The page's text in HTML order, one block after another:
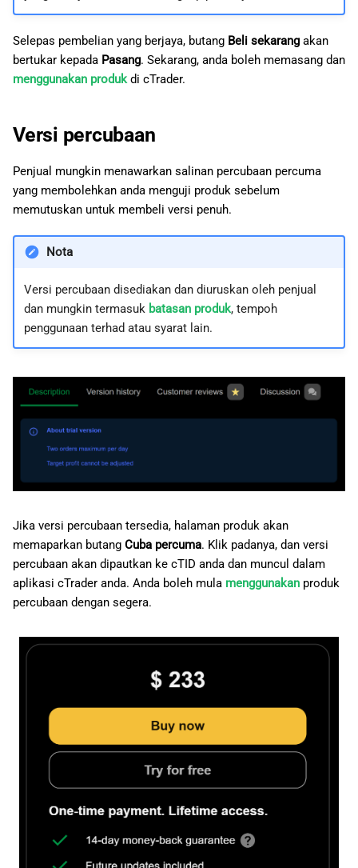
Selepas pembelian yang berjaya, butang Beli sekarang akan
bertukar kepada Pasang. Sekarang, anda boleh memasang dan
menggunakan produkdi cTrader.
Versi percubaan
Penjual mungkin menawarkan salinan percubaan percuma
yang membolehkan anda menguji produk sebelum
memutuskan untuk membeli versi penuh.
Nota
Versi percubaan disediakan dan diuruskan oleh penjual
dan mungkin termasuk batasan produk, tempoh
penggunaan terhad atau syarat lain.
Jika versi percubaan tersedia, halaman produk akan
memaparkan butang Cuba percuma. Klik padanya, dan versi
percubaan akan dipautkan ke cTID anda dan muncul dalam
aplikasi cTrader anda. Anda boleh mula menggunakan produk
percubaan dengan segera.